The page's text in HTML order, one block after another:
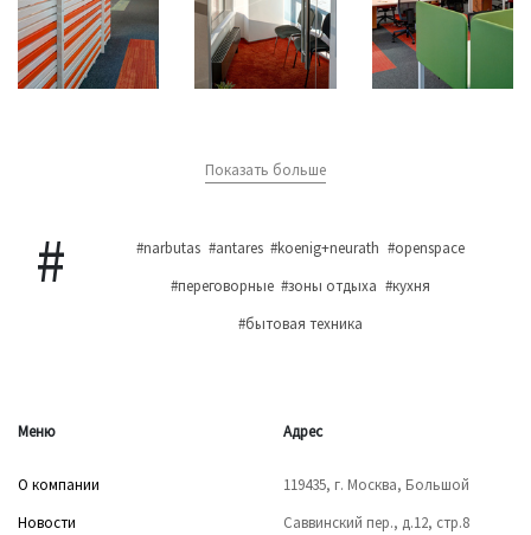
Показать больше
#narbutas #antares #koenig+neurath #openspace
#переговорные #зоны отдыха #кухня
#бытовая техника
Меню
О компании
Новости
Адрес
119435, г. Москва, Большой
Саввинский пер., д.12, стр.8